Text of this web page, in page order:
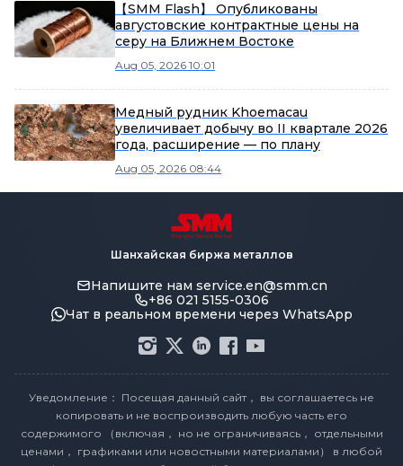
【SMM Flash】 Опубликованы
августовские контрактные цены на
серу на Ближнем Востоке
Aug 05, 2026 10:01
Медный рудник Khoemacau
увеличивает добычу во II квартале 2026
года, расширение — по плану
Aug 05, 2026 08:44
Шанхайская биржа металлов
Напишите нам service.en@smm.cn
+86 021 5155-0306
Чат в реальном времени через WhatsApp
Уведомление： Посещая данный сайт， вы соглашаетесь не
копировать и не воспроизводить любую часть его
содержимого （включая， но не ограничиваясь， отдельными
ценами， графиками или новостными материалами） в любой